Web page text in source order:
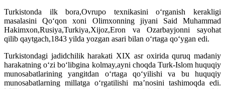
Turkistonda ilk bora,Ovrupo texnikasini o‘rganish kerakligi
masalasini Qo‘qon xoni Olimxonning jiyani Said Muhammad
Hakimxon,Rusiya,Turkiya,Xijoz,Eron va Ozarbayjonni sayohat
qilib qaytgach,1843 yilda yozgan asari bilan o‘rtaga qo‘ygan edi.
Turkistondagi jadidchilik harakati XIX asr oxirida quruq madaniy
harakatning o‘zi bo‘libgina kolmay,ayni choqda Turk-Islom huquqiy
munosabatlarining yangitdan o‘rtaga qo‘yilishi va bu huquqiy
munosabatlarning millatga o‘rgatilishi ma’nosini tashimoqda edi.